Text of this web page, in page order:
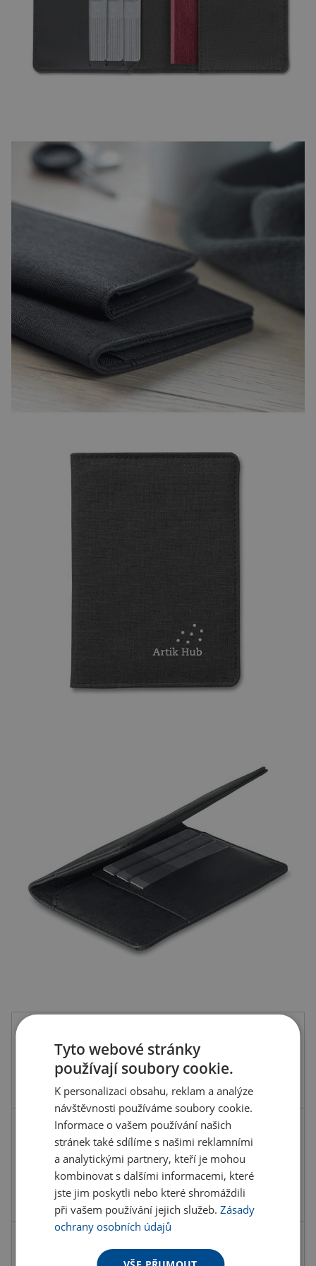
Kód produktu
Materiál POLYESTER
Rozměry 10,5X0,6X14,5 CM
ks 117.60 Kč
Tyto webové stránky
používají soubory cookie.
K personalizaci obsahu, reklam a analýze
návštěvnosti používáme soubory cookie.
Informace o vašem používání našich
stránek také sdílíme s našimi reklamními
a analytickými partnery, kteří je mohou
kombinovat s dalšími informacemi, které
jste jim poskytli nebo které shromáždili
při vašem používání jejich služeb.Zásady
ochrany osobních údajů